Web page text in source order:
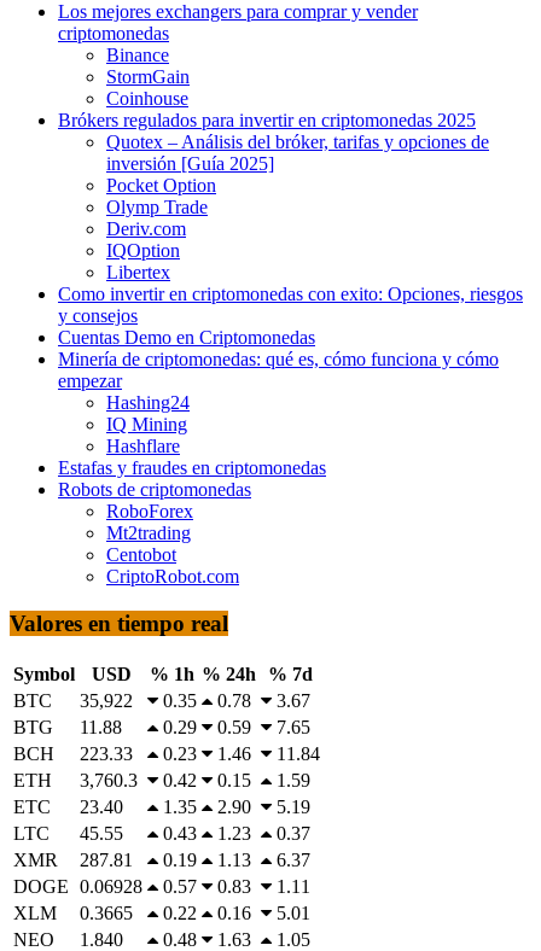
Los mejores exchangers para comprar y vender
criptomonedas
Binance
StormGain
Coinhouse
Brókers regulados para invertir en criptomonedas 2025
Quotex – Análisis del bróker, tarifas y opciones de
inversión [Guía 2025]
Pocket Option
Olymp Trade
Deriv.com
IQOption
Libertex
Como invertir en criptomonedas con exito: Opciones, riesgos
y consejos
Cuentas Demo en Criptomonedas
Minería de criptomonedas: qué es, cómo funciona y cómo
empezar
Hashing24
IQ Mining
Hashflare
Estafas y fraudes en criptomonedas
Robots de criptomonedas
RoboForex
Mt2trading
Centobot
CriptoRobot.com
Valores en tiempo real
Symbol USD % 1h % 24h
% 7d
BTC
35,922 0.35 0.78
3.67
BTG
11.88 0.29 0.59
7.65
BCH
223.33 0.23 1.46
11.84
ETH
3,760.3 0.42 0.15
1.59
ETC
23.40 1.35 2.90
5.19
LTC
45.55 0.43 1.23
0.37
XMR
287.81 0.19 1.13
6.37
DOGE 0.06928 0.57 0.83
1.11
XLM
0.3665 0.22 0.16
5.01
NEO
1.840 0.48 1.63
1.05